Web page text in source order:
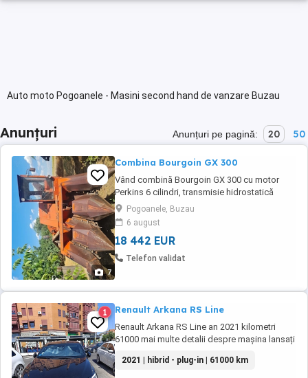
Auto moto Pogoanele - Masini second hand de vanzare Buzau
Anunțuri Anunțuri pe pagină: 20 50
7
Combina Bourgoin GX 300
Vând combină Bourgoin GX 300 cu motor
Perkins 6 cilindri, transmisie hidrostatică
dotată cu tocător, regim de lucru trei rânduri,
cu buncăr de trei tone, în perfectă stare de
funcționare.
Pogoanele, Buzau
6 august
18 442 EUR
Telefon validat
1 Renault Arkana RS Line
Renault Arkana RS Line an 2021 kilometri
61000 mai multe detalii despre mașina lansați
2021 | hibrid - plug-in | 61000 km